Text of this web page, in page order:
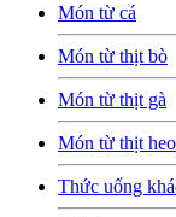
Món từ cá
Món từ thịt bò
Món từ thịt gà
Món từ thịt heo
Thức uống